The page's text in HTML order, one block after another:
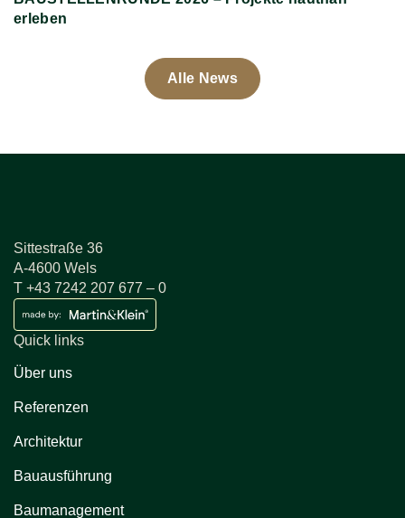
erleben
Alle News
Sittestraße 36
A-4600 Wels
T +43 7242 207 677 – 0
Quick links
Über uns
Referenzen
Architektur
Bauausführung
Baumanagement